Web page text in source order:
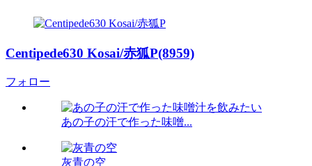
Centipede630 Kosai/赤狐P(8959)
フォロー
あの子の汗で作った味噌...
灰青の空